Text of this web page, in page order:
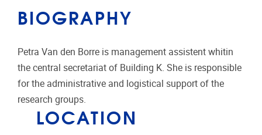
BIOGRAPHY
Petra Van den Borre is management assistent whitin
the central secretariat of Building K. She is responsible
for the administrative and logistical support of the
research groups.
LOCATION